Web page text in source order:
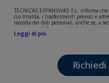
TÉCNICAS EXPANSIVAS S.L. informa
cui finalità, i trasferimenti previsti e
raccolta dei dati personali, anche se, a
essere una delle seguenti: la risposta a
mantenimento della relazione stabilita,
I dati contenuti nei nostri archivi sono
trattati con la massima riservatezza e
Regolamento Generale sulla
rimarranno registrati nei nostri archivi
Leggi di più